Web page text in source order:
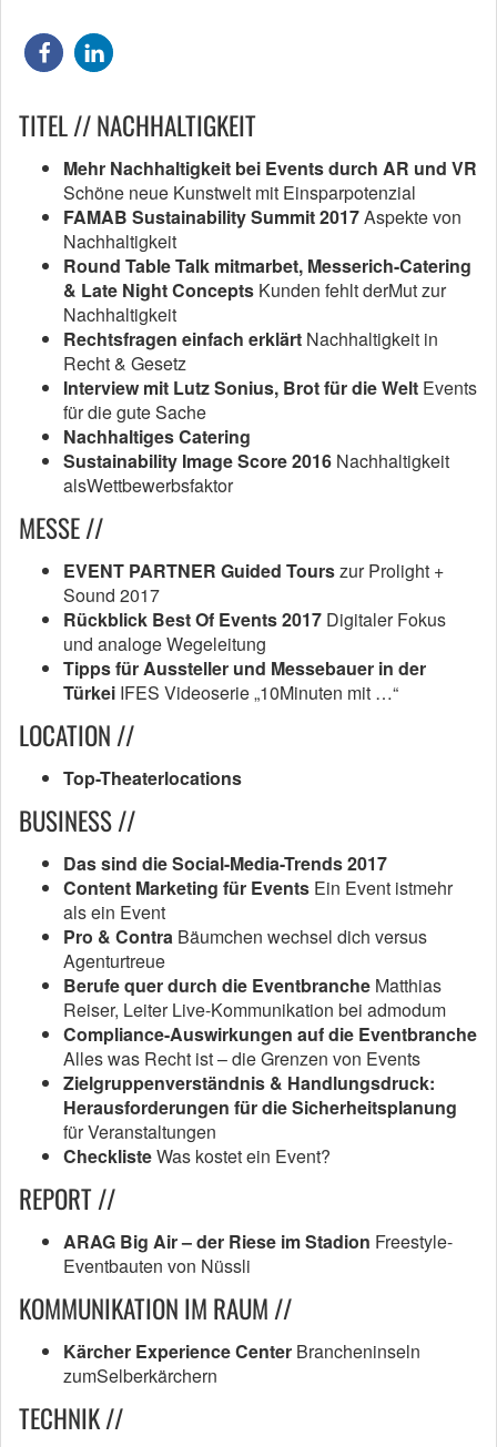
TITEL // NACHHALTIGKEIT
Mehr Nachhaltigkeit bei Events durch AR und VR
Schöne neue Kunstwelt mit Einsparpotenzial
FAMAB Sustainability Summit 2017Aspekte von
Nachhaltigkeit
Round Table Talk mitmarbet, Messerich-Catering
& Late Night Concepts Kunden fehlt derMut zur
Nachhaltigkeit
Rechtsfragen einfach erklärt Nachhaltigkeit in
Recht & Gesetz
Interview mit Lutz Sonius, Brot für die Welt Events
für die gute Sache
Nachhaltiges Catering
Sustainability Image Score 2016 Nachhaltigkeit
alsWettbewerbsfaktor
MESSE //
EVENT PARTNER Guided Tourszur Prolight +
Sound 2017
Rückblick Best Of Events 2017 Digitaler Fokus
und analoge Wegeleitung
Tipps für Aussteller und Messebauer in der
Türkei IFES Videoserie „10Minuten mit …“
LOCATION //
Top-Theaterlocations
BUSINESS //
Das sind die Social-Media-Trends 2017
Content Marketing für Events Ein Event istmehr
als ein Event
Pro & Contra Bäumchen wechsel dich versus
Agenturtreue
Berufe quer durch die Eventbranche Matthias
Reiser, Leiter Live-Kommunikation bei admodum
Compliance-Auswirkungen auf die Eventbranche
Alles was Recht ist – die Grenzen von Events
Zielgruppenverständnis & Handlungsdruck:
Herausforderungen für die Sicherheitsplanung
für Veranstaltungen
ChecklisteWas kostet ein Event?
REPORT //
ARAG Big Air – der Riese im Stadion Freestyle-
Eventbauten von Nüssli
KOMMUNIKATION IM RAUM //
Kärcher Experience Center Brancheninseln
zumSelberkärchern
TECHNIK //